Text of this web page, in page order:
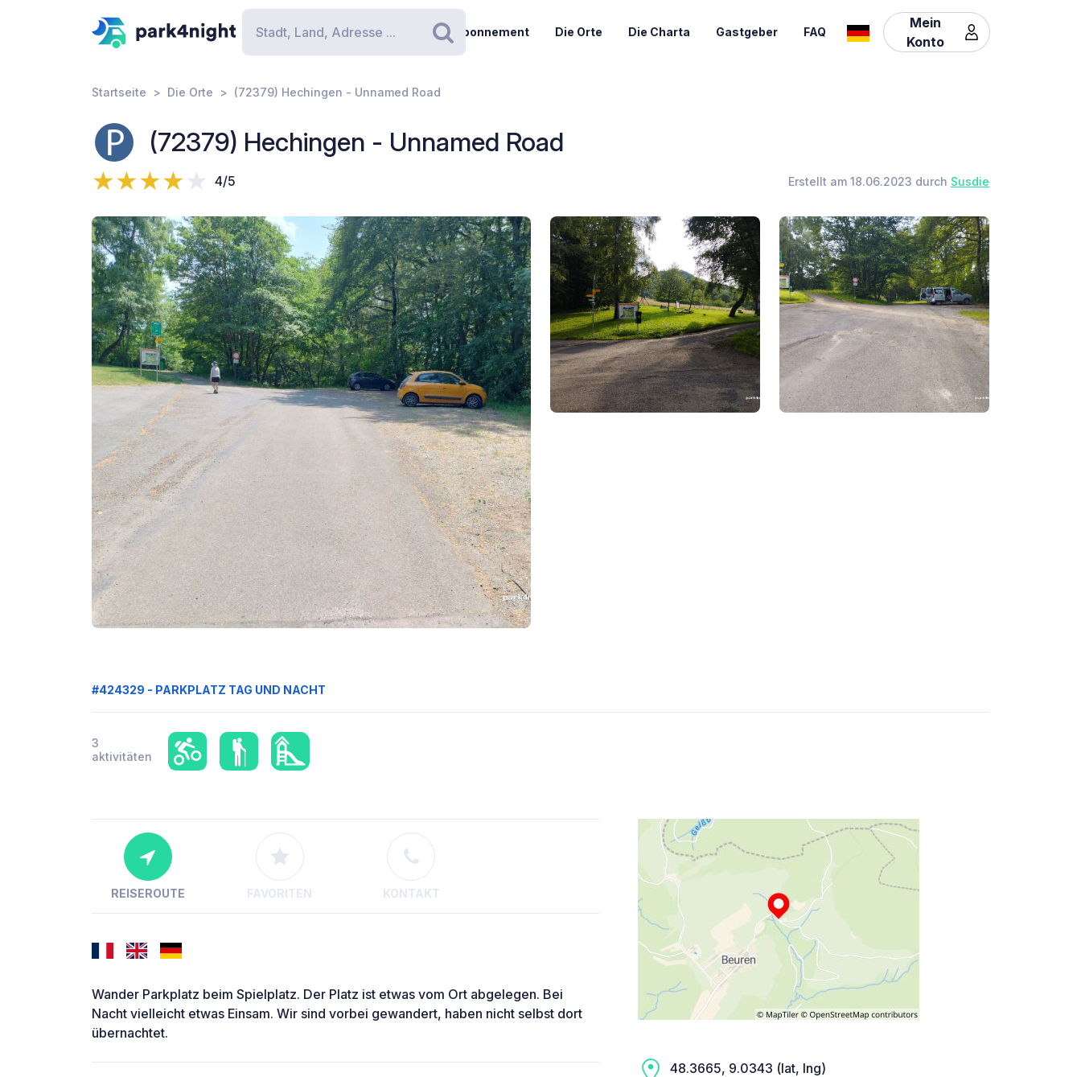
Suchen
Abonnement Die Orte Die Charta Gastgeber FAQ
Mein
Konto
Startseite Die Orte (72379) Hechingen - Unnamed Road
(72379) Hechingen - Unnamed Road
4/5 Erstellt am 18.06.2023 durch Susdie
#424329 - PARKPLATZ TAG UND NACHT
3
aktivitäten
REISEROUTE FAVORITEN KONTAKT
Wander Parkplatz beim Spielplatz. Der Platz ist etwas vom Ort abgelegen. Bei
Nacht vielleicht etwas Einsam. Wir sind vorbei gewandert, haben nicht selbst dort
übernachtet.
48.3665, 9.0343 (lat, lng)